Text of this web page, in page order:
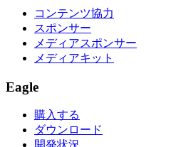
コンテンツ協力
スポンサー
メディアスポンサー
メディアキット
Eagle
購入する
ダウンロード